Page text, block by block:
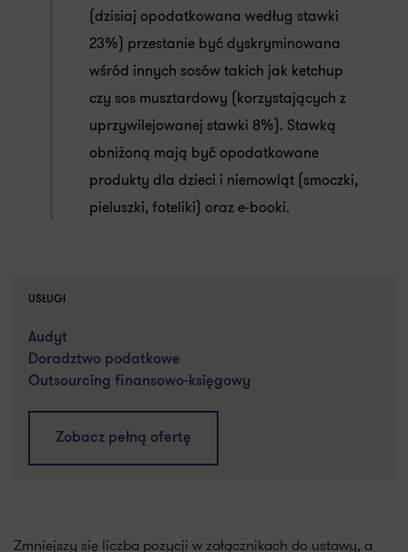
(dzisiaj opodatkowana według stawki
23%) przestanie być dyskryminowana
wśród innych sosów takich jak ketchup
czy sos musztardowy (korzystających z
uprzywilejowanej stawki 8%). Stawką
obniżoną mają być opodatkowane
produkty dla dzieci i niemowląt (smoczki,
pieluszki, foteliki) oraz e-booki.
USŁUGI
Audyt
Doradztwo podatkowe
Outsourcing finansowo-księgowy
Zobacz pełną ofertę
Zmniejszy się liczba pozycji w załącznikach do ustawy, a